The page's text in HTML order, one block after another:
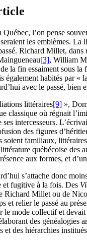
l’on pense
les emblèmes.
Richard Millet, dans
[3], William
la fin essaiment sous la
également habités par
avec le passé, bien
littéraires[9] »,
classique où régnait
intercesseurs.
des figures
soient familiaux,
québécoise des
aux formes, et
s’attache donc
et fugitive à la fois. Des
Richard Millet ou de
et relier le passé au
le mode collectif et
des
et des hiérarchies